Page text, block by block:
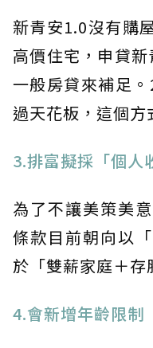
新青安1.0沒有購
高價住宅，申貸
一般房貸來補足
過天花板，這個方
3.排富擬採「個人
為了不讓美策美
條款目前朝向以
於「雙薪家庭＋存
4.會新增年齡限制